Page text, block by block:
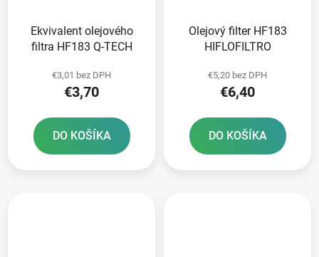
Ekvivalent olejového
filtra HF183 Q-TECH
€3,01 bez DPH
€3,70
DO KOŠÍKA
Olejový filter HF183
HIFLOFILTRO
€5,20 bez DPH
€6,40
DO KOŠÍKA